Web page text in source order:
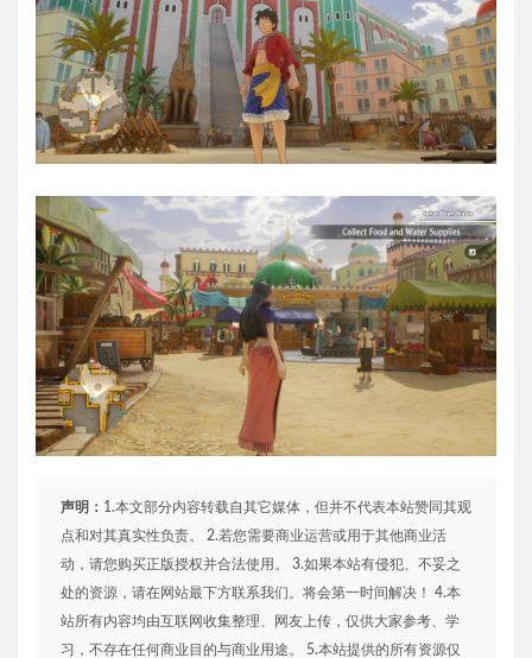
声明： 1.本文部分内容转载自其它媒体，但并不代表本站赞同其观
点和对其真实性负责。 2.若您需要商业运营或用于其他商业活
动，请您购买正版授权并合法使用。 3.如果本站有侵犯、不妥之
处的资源，请在网站最下方联系我们。将会第一时间解决！ 4.本
站所有内容均由互联网收集整理、网友上传，仅供大家参考、学
习，不存在任何商业目的与商业用途。 5.本站提供的所有资源仅